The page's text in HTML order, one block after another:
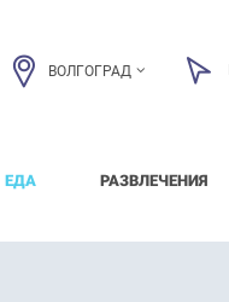
ВОЛГОГРАД
ЕДА РАЗВЛЕЧЕНИЯ